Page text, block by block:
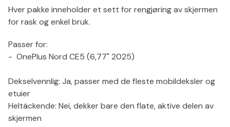
Hver pakke inneholder et sett for rengjøring av skjermen
for rask og enkel bruk.
Passer for:
- OnePlus Nord CE5 (6,77" 2025)
Dekselvennlig: Ja, passer med de fleste mobildeksler og
etuier
Heltäckende: Nei, dekker bare den flate, aktive delen av
skjermen